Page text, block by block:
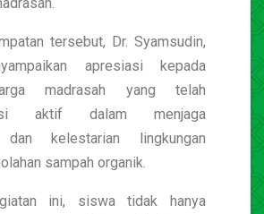
tersebut, Dr. Syamsudin,
apresiasi kepada
madrasah yang telah
aktif dalam menjaga
dan kelestarian lingkungan
sampah organik.
ini, siswa tidak hanya